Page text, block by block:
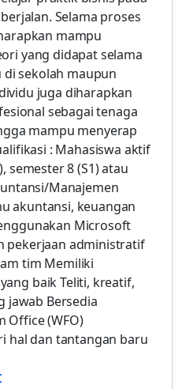
Selama proses
mampu
yang didapat selama
sekolah maupun
juga diharapkan
sebagai tenaga
mampu menyerap
: Mahasiswa aktif
semester 8 (S1) atau
Manajemen
akuntansi, keuangan
Microsoft
pekerjaan administratif
tim Memiliki
baik Teliti, kreatif,
jawab Bersedia
Office (WFO)
hal dan tantangan baru